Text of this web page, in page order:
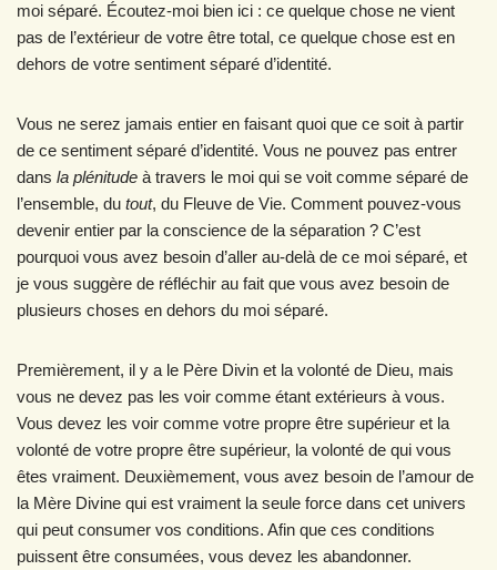
moi séparé. Écoutez-moi bien ici : ce quelque chose ne vient
pas de l’extérieur de votre être total, ce quelque chose est en
dehors de votre sentiment séparé d’identité.
Vous ne serez jamais entier en faisant quoi que ce soit à partir
de ce sentiment séparé d’identité. Vous ne pouvez pas entrer
dans la plénitude à travers le moi qui se voit comme séparé de
l’ensemble, du tout, du Fleuve de Vie. Comment pouvez-vous
devenir entier par la conscience de la séparation ? C’est
pourquoi vous avez besoin d’aller au-delà de ce moi séparé, et
je vous suggère de réfléchir au fait que vous avez besoin de
plusieurs choses en dehors du moi séparé.
Premièrement, il y a le Père Divin et la volonté de Dieu, mais
vous ne devez pas les voir comme étant extérieurs à vous.
Vous devez les voir comme votre propre être supérieur et la
volonté de votre propre être supérieur, la volonté de qui vous
êtes vraiment. Deuxièmement, vous avez besoin de l’amour de
la Mère Divine qui est vraiment la seule force dans cet univers
qui peut consumer vos conditions. Afin que ces conditions
puissent être consumées, vous devez les abandonner.